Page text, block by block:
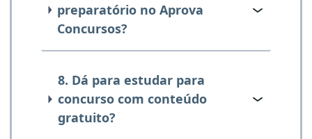
preparatório no Aprova
Concursos?
8. Dá para estudar para
concurso com conteúdo
gratuito?